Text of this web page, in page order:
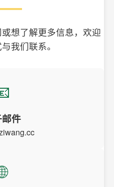
想了解更多信息，欢迎
我们联系。
件